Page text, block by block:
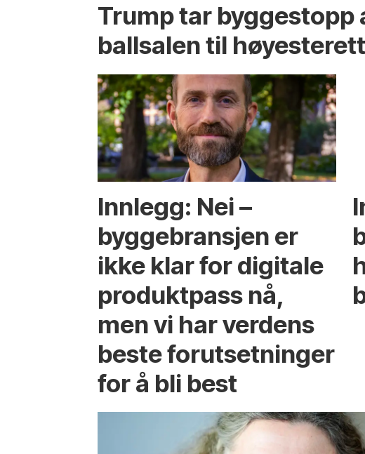
Trump tar byggestopp
ballsalen til høyesterett
Innlegg: Nei –
byggebransjen er
ikke klar for digitale
produktpass nå,
men vi har verdens
beste forutsetninger
for å bli best